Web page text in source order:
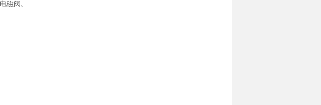
磁阀。